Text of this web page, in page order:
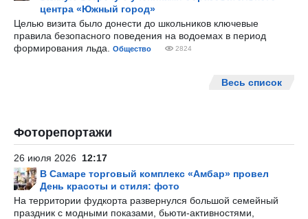
центра «Южный город»
Целью визита было донести до школьников ключевые
правила безопасного поведения на водоемах в период
формирования льда.
Общество 2824
Весь список
Фоторепортажи
26 июля 2026 12:17
В Самаре торговый комплекс «Амбар» провел
День красоты и стиля: фото
На территории фудкорта развернулся большой семейный
праздник с модными показами, бьюти-активностями,